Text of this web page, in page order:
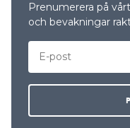
Prenumerera på
och bevakningar